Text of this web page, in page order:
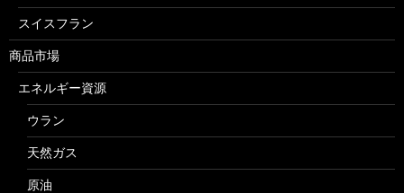
スイスフラン
商品市場
エネルギー資源
ウラン
天然ガス
原油